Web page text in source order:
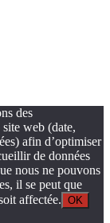
des
web (date,
afin d’optimiser
de données
nous ne pouvons
il se peut que
affectée. OK